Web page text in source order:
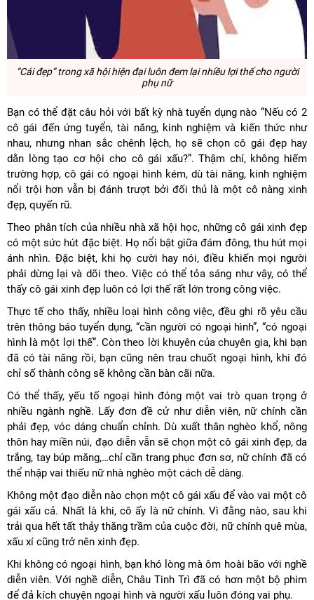
“Cái đẹp” trong xã hội hiện đại luôn đem lại nhiều lợi thế cho người
phụ nữ
Bạn có thể đặt câu hỏi với bất kỳ nhà tuyển dụng nào “Nếu có 2
cô gái đến ứng tuyển, tài năng, kinh nghiệm và kiến thức như
nhau, nhưng nhan sắc chênh lệch, họ sẽ chọn cô gái đẹp hay
dằn lòng tạo cơ hội cho cô gái xấu?”. Thậm chí, không hiếm
trường hợp, cô gái có ngoại hình kém, dù tài năng, kinh nghiệm
nổi trội hơn vẫn bị đánh trượt bởi đối thủ là một cô nàng xinh
đẹp, quyến rũ.
Theo phân tích của nhiều nhà xã hội học, những cô gái xinh đẹp
có một sức hút đặc biệt. Họ nổi bật giữa đám đông, thu hút mọi
ánh nhìn. Đặc biệt, khi họ cười hay nói, điều khiến mọi người
phải dừng lại và dõi theo. Việc có thể tỏa sáng như vậy, có thể
thấy cô gái xinh đẹp luôn có lợi thế rất lớn trong công việc.
Thực tế cho thấy, nhiều loại hình công việc, đều ghi rõ yêu cầu
trên thông báo tuyển dụng, “cần người có ngoại hình”, “có ngoại
hình là một lợi thế”. Còn theo lời khuyên của chuyên gia, khi bạn
đã có tài năng rồi, bạn cũng nên trau chuốt ngoại hình, khi đó
chỉ số thành công sẽ không cần bàn cãi nữa.
Có thể thấy, yếu tố ngoại hình đóng một vai trò quan trọng ở
nhiều ngành nghề. Lấy đơn đề cử như diễn viên, nữ chính cần
phải đẹp, vóc dáng chuẩn chỉnh. Dù xuất thân nghèo khổ, nông
thôn hay miền núi, đạo diễn vẫn sẽ chọn một cô gái xinh đẹp, da
trắng, tay búp măng,…chỉ cần trang phục đơn sơ, nữ chính đã có
thể nhập vai thiếu nữ nhà nghèo một cách dễ dàng.
Không một đạo diễn nào chọn một cô gái xấu để vào vai một cô
gái xấu cả. Nhất là khi, cô ấy là nữ chính. Vì đằng nào, sau khi
trải qua hết tất thảy thăng trầm của cuộc đời, nữ chính quê mùa,
xấu xí cũng trở nên xinh đẹp.
Khi không có ngoại hình, bạn khó lòng mà ôm hoài bão với nghề
diễn viên. Với nghề diễn, Châu Tinh Trì đã có hơn một bộ phim
để đả kích chuyện ngoại hình và người xấu luôn đóng vai phụ.